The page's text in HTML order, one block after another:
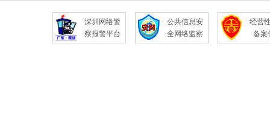
深圳网络警
察报警平台
公共信息安
全网络监察
经营
备案